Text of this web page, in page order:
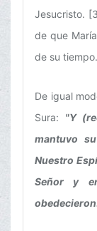
Jesucristo.
de que
de su
De igual
Sura: "Y
mantuvo
Nuestro
Señor y